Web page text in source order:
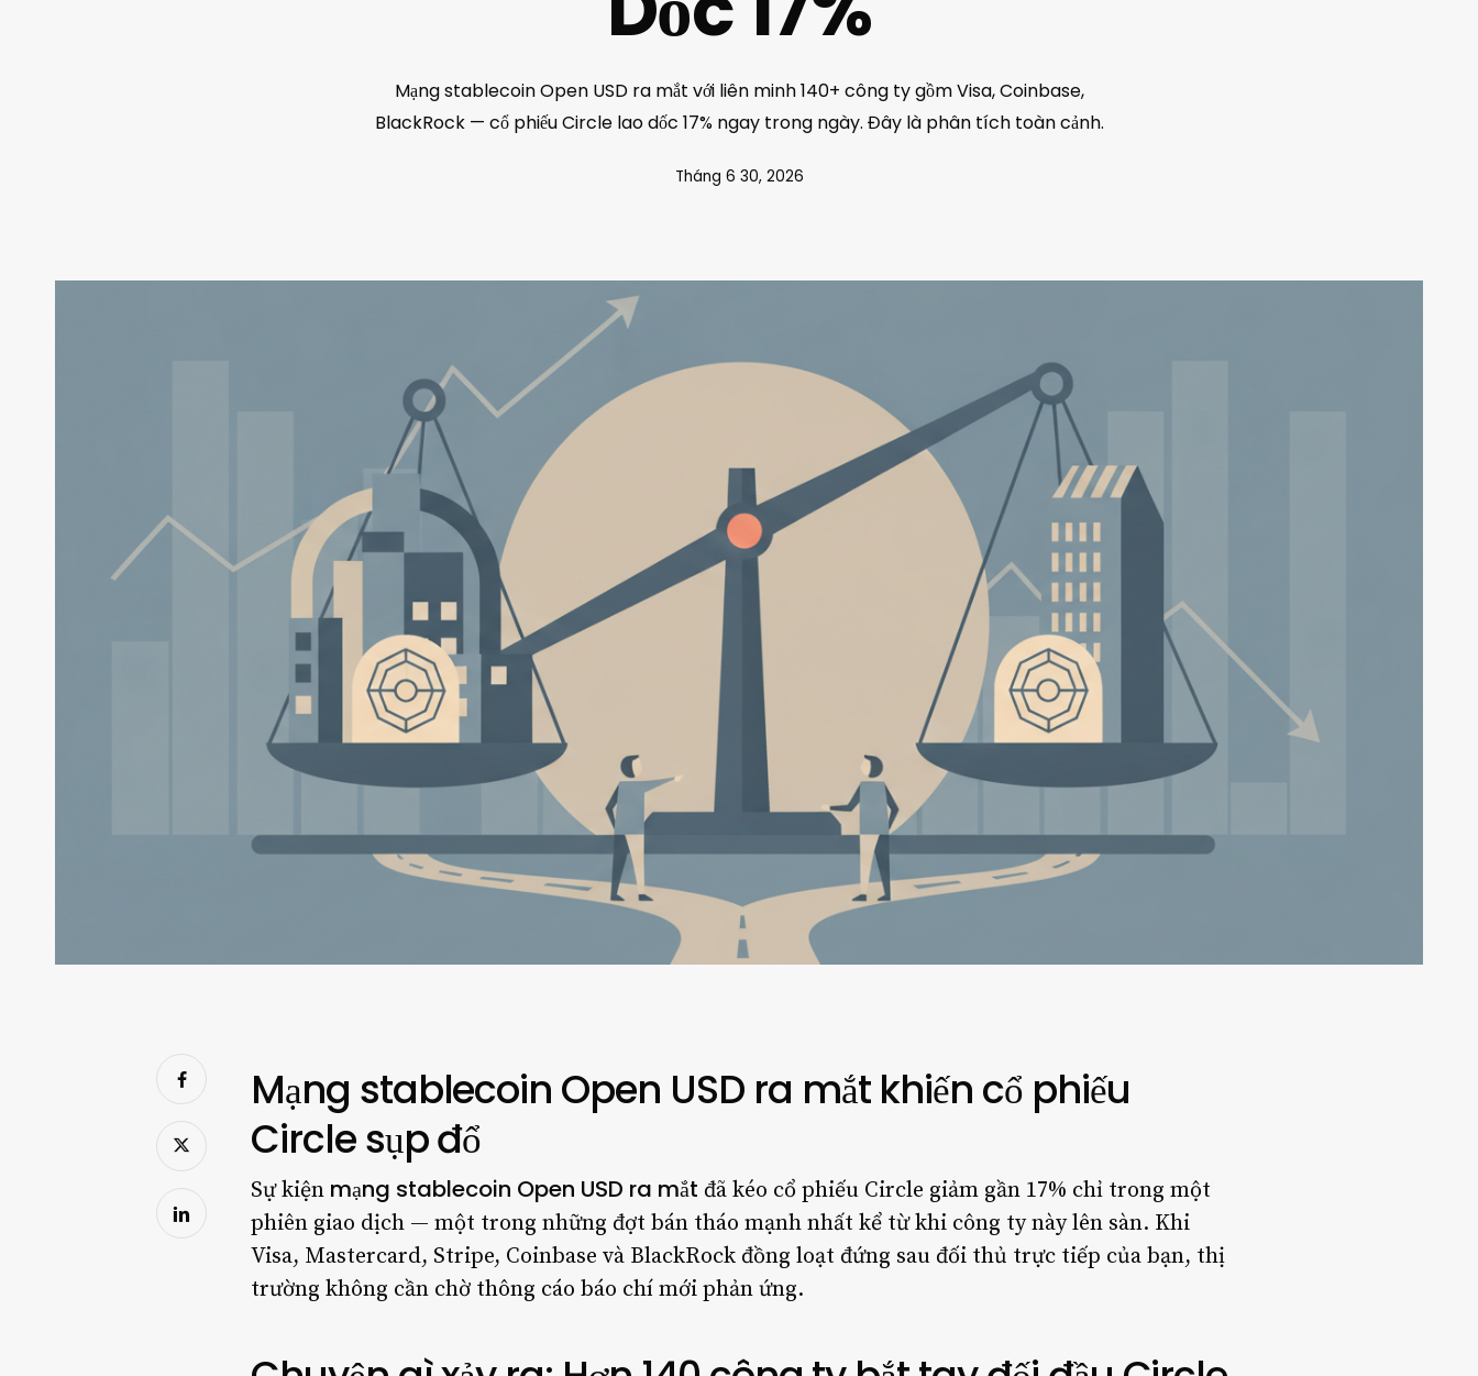
Mạng stablecoin Open USD ra mắt với liên minh 140+ công ty gồm Visa, Coinbase,
BlackRock — cổ phiếu Circle lao dốc 17% ngay trong ngày. Đây là phân tích toàn cảnh.
Tháng 6 30, 2026
Mạng stablecoin Open USD ra mắt khiến cổ phiếu
Circle sụp đổ
Sự kiện mạng stablecoin Open USD ra mắt đã kéo cổ phiếu Circle giảm gần 17% chỉ trong một
phiên giao dịch — một trong những đợt bán tháo mạnh nhất kể từ khi công ty này lên sàn. Khi
Visa, Mastercard, Stripe, Coinbase và BlackRock đồng loạt đứng sau đối thủ trực tiếp của bạn, thị
trường không cần chờ thông cáo báo chí mới phản ứng.